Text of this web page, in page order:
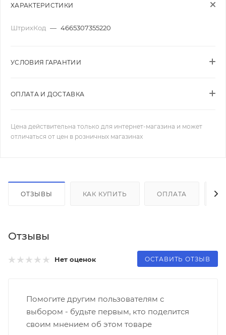
ХАРАКТЕРИСТИКИ
ШтрихКод — 4665307355220
УСЛОВИЯ ГАРАНТИИ
ОПЛАТА И ДОСТАВКА
Цена действительна только для интернет-магазина и может
отличаться от цен в розничных магазинах
ОТЗЫВЫ КАК КУПИТЬ ОПЛАТА
Отзывы
Нет оценок ОСТАВИТЬ ОТЗЫВ
Помогите другим пользователям с
выбором - будьте первым, кто поделится
своим мнением об этом товаре